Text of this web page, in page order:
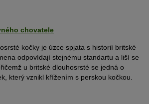
chovatele
kočky je úzce spjata s historií britské
odpovídají stejnému standartu a liší se
u britské dlouhosrsté se jedná o
který vznikl křížením s perskou kočkou.